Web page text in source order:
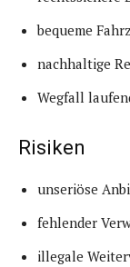
bequeme
nachhaltige
Wegfall
Risiken
unseriöse
fehlender
illegale